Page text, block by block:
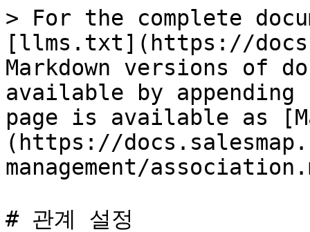
> For the complete
[llms.txt](https://
Markdown versions of
available by
page is available as
(https://
management/
# 관계 설정